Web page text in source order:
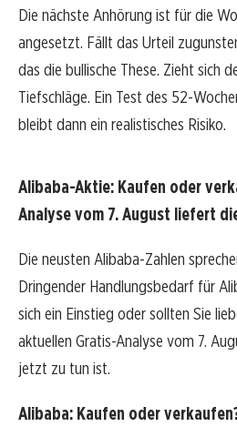
Die nächste Anhörung ist für die
angesetzt. Fällt das Urteil
das die bullische These. Zieht sich
Tiefschläge. Ein Test des 52-
bleibt dann ein realistisches Risiko.
Alibaba-Aktie: Kaufen oder
Analyse vom 7. August liefert
Die neusten Alibaba-Zahlen
Dringender Handlungsbedarf für
sich ein Einstieg oder sollten Sie
aktuellen Gratis-Analyse vom 7.
jetzt zu tun ist.
Alibaba: Kaufen oder